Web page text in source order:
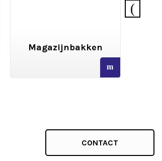
Magazijnbakken
read
more
CONTACT